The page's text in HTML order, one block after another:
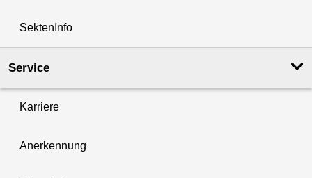
SektenInfo
Service
Karriere
Anerkennung